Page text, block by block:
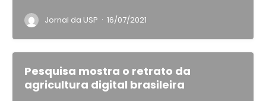
Jornal da USP · 16/07/2021
Pesquisa mostra o retrato da
agricultura digital brasileira